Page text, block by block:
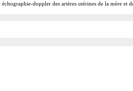
doppler des artères utérines de la mère et